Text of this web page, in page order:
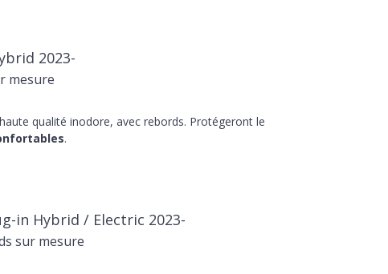
2023-
mesure
qualité inodore, avec rebords. Protégeront le
.
in Hybrid / Electric 2023-
sur mesure